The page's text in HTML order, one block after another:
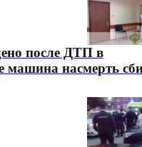
после ДТП в
машина насмерть